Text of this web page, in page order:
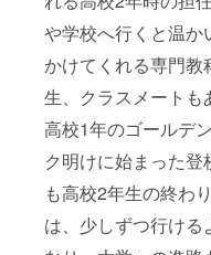
や学校へ行くと温か
かけてくれる専門教
生、クラスメートも
高校1年のゴールデ
ク明けに始まった登
も高校2年生の終わ
は、少しずつ行ける